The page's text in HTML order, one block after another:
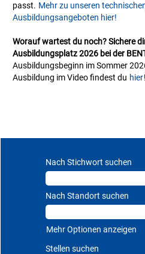
passt. Mehr zu unseren
Ausbildungsangeboten hier!
Worauf wartest du noch? Sichere
Ausbildungsplatz 2026 bei der
Ausbildungsbeginn im Sommer
Ausbildung im Video findest du hier!
Nach Stichwort suchen
Nach Standort suchen
Mehr Optionen anzeigen